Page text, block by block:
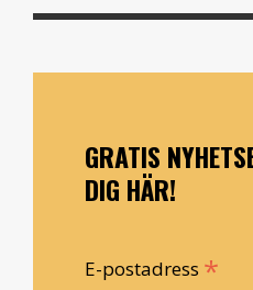
GRATIS
DIG HÄR!
E-postadress *